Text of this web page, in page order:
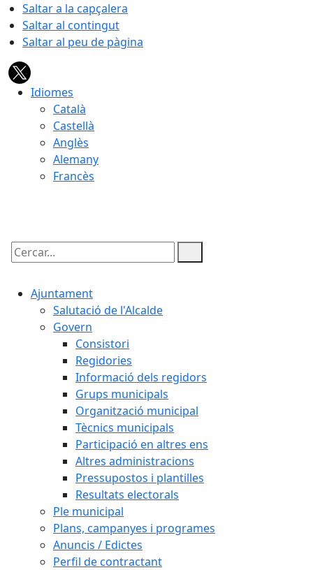
Saltar a la capçalera
Saltar al contingut
Saltar al peu de pàgina
Idiomes
Català
Castellà
Anglès
Alemany
Francès
Cercar:
Ajuntament
Salutació de l'Alcalde
Govern
Consistori
Regidories
Informació dels regidors
Grups municipals
Organització municipal
Tècnics municipals
Participació en altres ens
Altres administracions
Pressupostos i plantilles
Resultats electorals
Ple municipal
Plans, campanyes i programes
Anuncis / Edictes
Perfil de contractant